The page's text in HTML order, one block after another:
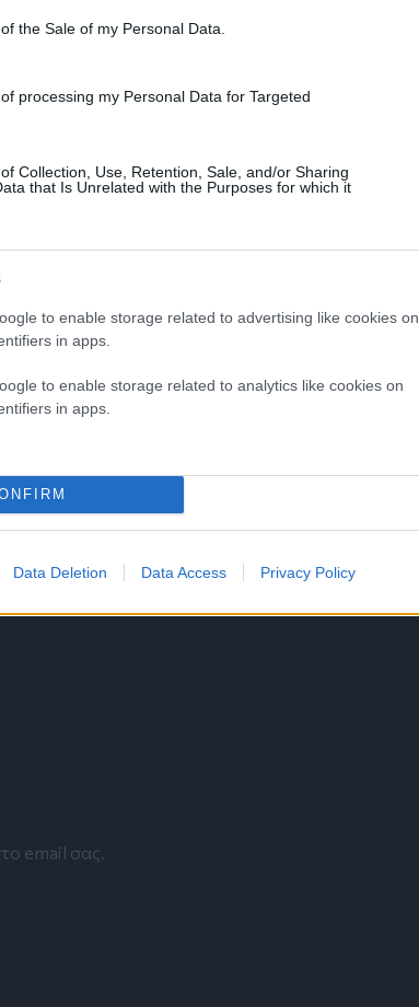
the Sale of my Personal Data.
processing my Personal Data for Targeted
Collection, Use, Retention, Sale, and/or Sharing
that Is Unrelated with the Purposes for which it
to enable storage related to advertising like cookies on
in apps.
to enable storage related to analytics like cookies on
in apps.
Data Deletion Data Access Privacy Policy
email σας.